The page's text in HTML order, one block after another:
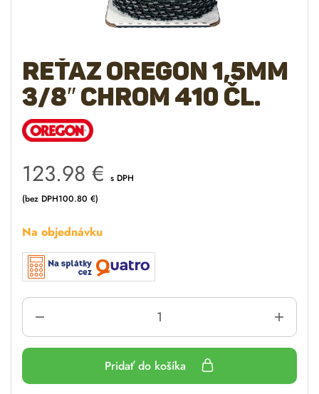
Reťaz OREGON 1,5mm
3/8″ chrom 410 čl.
123.98 € s DPH
(bez DPH100.80 €)
Na objednávku
Pridať do košíka